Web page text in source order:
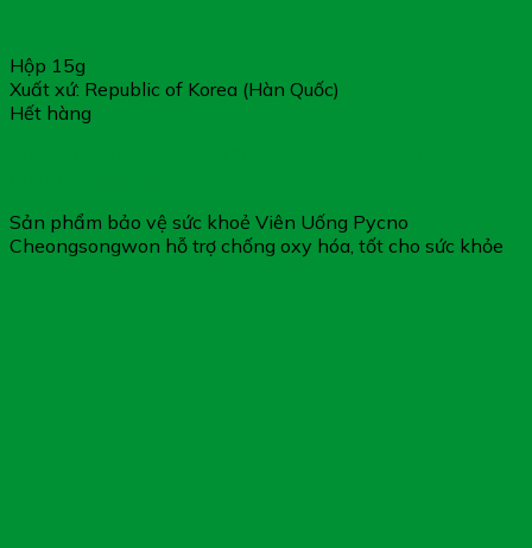
Hộp 15g
Xuất xứ: Republic of Korea (Hàn Quốc)
Hết hàng
Sản phẩm bảo vệ sức khoẻ Viên Uống Pycno
Cheongsongwon hỗ trợ chống oxy hóa, tốt cho sức khỏe